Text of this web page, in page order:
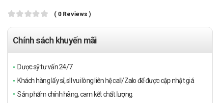
( 0 Reviews )
Chính sách khuyến mãi
Dược sỹ tư vấn 24/7.
Khách hàng lấy sỉ, sll vui lòng liên hệ call/Zalo để được cập nhật giá
Sản phẩm chính hãng, cam kết chất lượng.